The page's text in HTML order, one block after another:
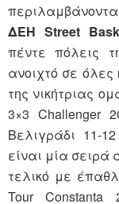
ΔΕΗStreet
πέντε πόλεις
ανοιχτό σε
της νικήτριας
3×3 Challenger
Βελιγράδι 11-
είναι μία
τελικό με
Tour Constanta